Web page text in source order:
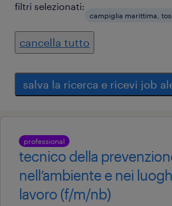
filtri selezionati:
campiglia marittima,
cancella tutto
salva la ricerca e ricevi job
professional
tecnico della
nell’ambiente e nei
lavoro (f/m/nb)